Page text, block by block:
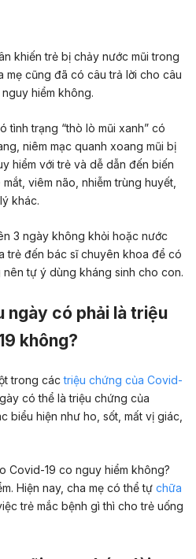
khiến trẻ bị chảy nước mũi trong
mẹ cũng đã có câu trả lời cho câu
hiểm không.
tình trạng “thò lò mũi xanh” có
niêm mạc quanh xoang mũi bị
hiểm với trẻ và dễ dẫn đến biến
viêm não, nhiễm trùng huyết,
khác.
3 ngày không khỏi hoặc nước
trẻ đến bác sĩ chuyên khoa để có
nên tự ý dùng kháng sinh cho con.
ngày có phải là triệu
không?
trong cáctriệu chứng của Covid-
có thể là triệu chứng của
biểu hiện như ho, sốt, mất vị giác,
Covid-19 co nguy hiểm không?
Hiện nay, cha mẹ có thể tự chữa
trẻ mắc bệnh gì thì cho trẻ uống